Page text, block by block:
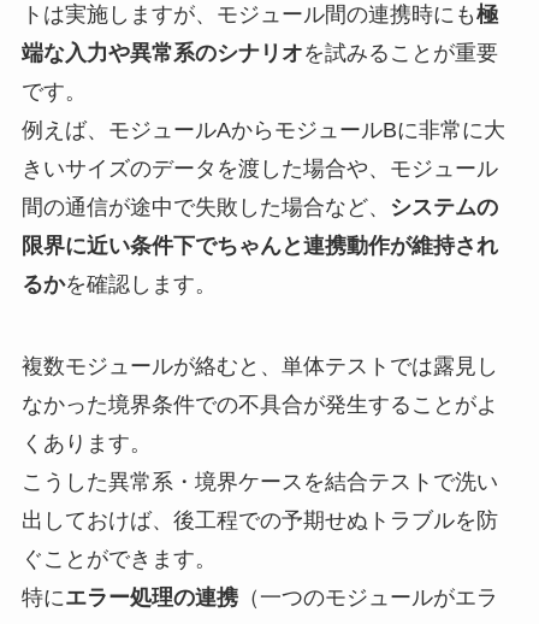
トは実施しますが、モジュール間の連携時にも極
端な入力や異常系のシナリオを試みることが重要
です。
例えば、モジュールAからモジュールBに非常に大
きいサイズのデータを渡した場合や、モジュール
間の通信が途中で失敗した場合など、
システムの
限界に近い条件下でちゃんと連携動作が維持され
るかを確認します。
複数モジュールが絡むと、単体テストでは露見し
なかった境界条件での不具合が発生することがよ
くあります。
こうした異常系・境界ケースを結合テストで洗い
出しておけば、後工程での予期せぬトラブルを防
ぐことができます。
特にエラー処理の連携（一つのモジュールがエラ